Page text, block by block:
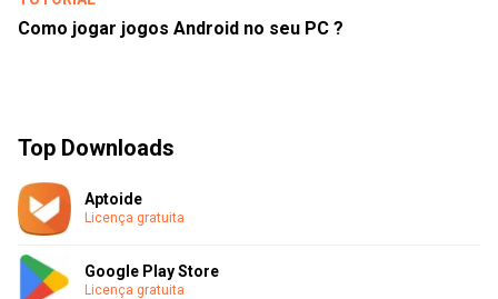
Como jogar jogos Android no seu PC ?
Top Downloads
Aptoide
Licença gratuita
Google Play Store
Licença gratuita